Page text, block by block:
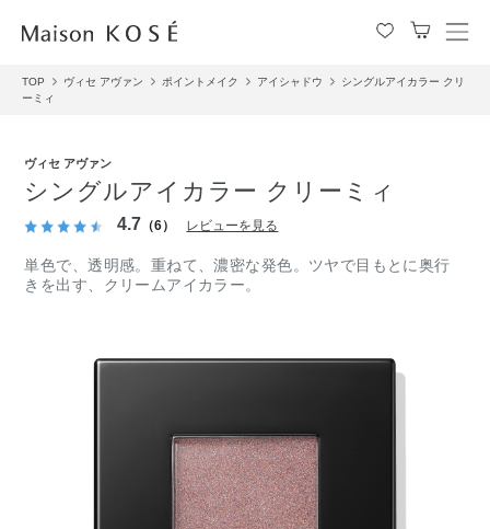
メ
ュ
TOP ヴィセ アヴァン ポイントメイク アイシャドウ
シングルアイカラー クリ
ーミィ
ヴィセ アヴァン
シングルアイカラー クリーミィ
4.7 （6） レビューを見る
単色で、透明感。重ねて、濃密な発色。ツヤで目もとに奥行
きを出す、クリームアイカラー。